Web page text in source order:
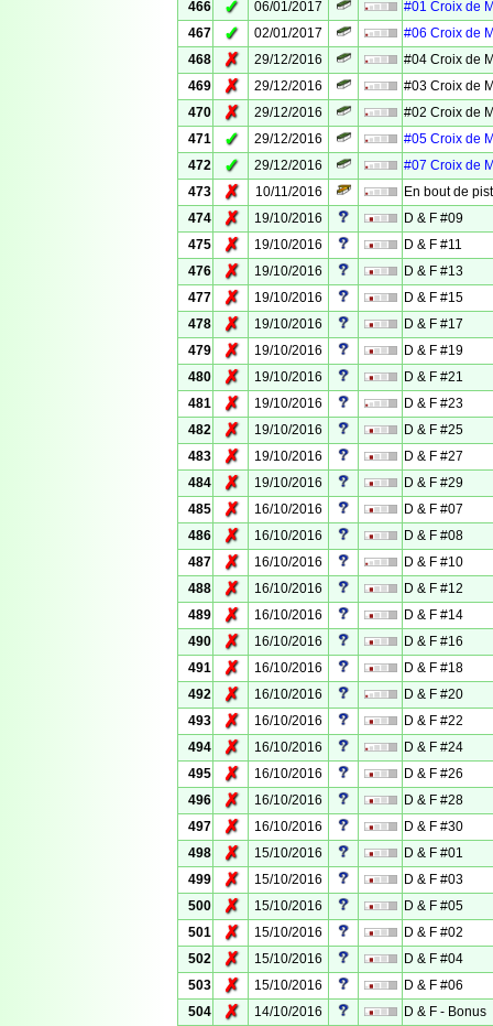
466
✓ 06/01/2017
#01 Croix de
467
✓ 02/01/2017
#06 Croix de
468
✗ 29/12/2016
#04 Croix de
469
✗ 29/12/2016
#03 Croix de
470
✗ 29/12/2016
#02 Croix de
471
✓ 29/12/2016
#05 Croix de
472
✓ 29/12/2016
#07 Croix de
473
✗ 10/11/2016
En bout de
474
✗ 19/10/2016
D & F #09
475
✗ 19/10/2016
D & F #11
476
✗ 19/10/2016
D & F #13
477
✗ 19/10/2016
D & F #15
478
✗ 19/10/2016
D & F #17
479
✗ 19/10/2016
D & F #19
480
✗ 19/10/2016
D & F #21
481
✗ 19/10/2016
D & F #23
482
✗ 19/10/2016
D & F #25
483
✗ 19/10/2016
D & F #27
484
✗ 19/10/2016
D & F #29
485
✗ 16/10/2016
D & F #07
486
✗ 16/10/2016
D & F #08
487
✗ 16/10/2016
D & F #10
488
✗ 16/10/2016
D & F #12
489
✗ 16/10/2016
D & F #14
490
✗ 16/10/2016
D & F #16
491
✗ 16/10/2016
D & F #18
492
✗ 16/10/2016
D & F #20
493
✗ 16/10/2016
D & F #22
494
✗ 16/10/2016
D & F #24
495
✗ 16/10/2016
D & F #26
496
✗ 16/10/2016
D & F #28
497
✗ 16/10/2016
D & F #30
498
✗ 15/10/2016
D & F #01
499
✗ 15/10/2016
D & F #03
500
✗ 15/10/2016
D & F #05
501
✗ 15/10/2016
D & F #02
502
✗ 15/10/2016
D & F #04
503
✗ 15/10/2016
D & F #06
504
✗ 14/10/2016
D & F - Bonus